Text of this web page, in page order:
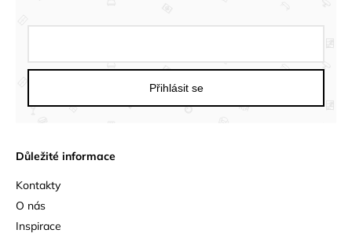
Důležité informace
Kontakty
O nás
Inspirace
Přihlásit se